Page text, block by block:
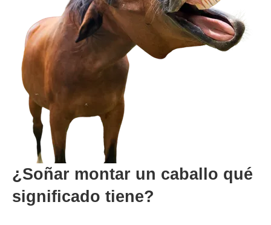
¿Soñar montar un caballo qué
significado tiene?